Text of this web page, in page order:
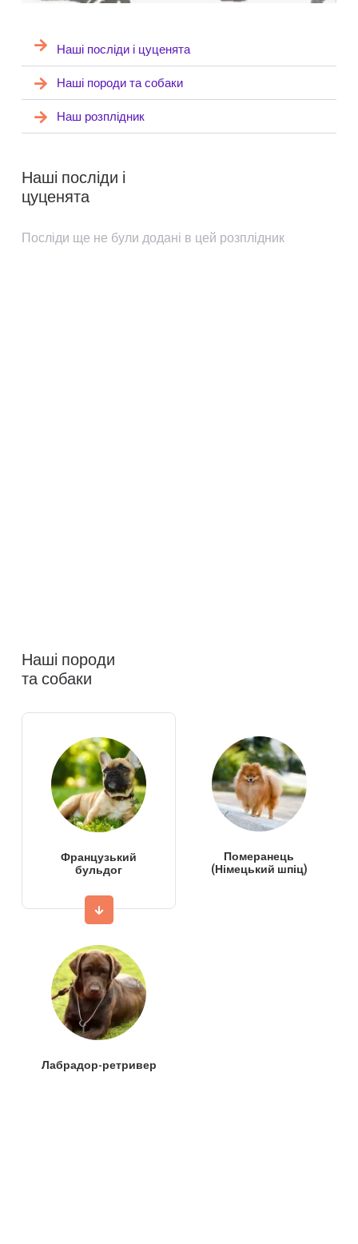
Наші посліди і цуценята
Наші породи та собаки
Наш розплідник
Наші посліди і
цуценята
Посліди ще не були додані в цей розплідник
Наші породи
та собаки
Французький
бульдог
Померанець
(Німецький шпіц)
Лабрадор-ретривер